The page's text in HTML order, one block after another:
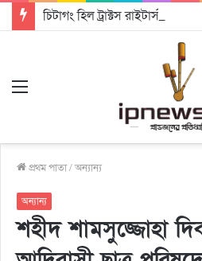
প্রথম পাতা/অন্যান্য
অন্যান্য
শহীদ শামসুজ্জোহা